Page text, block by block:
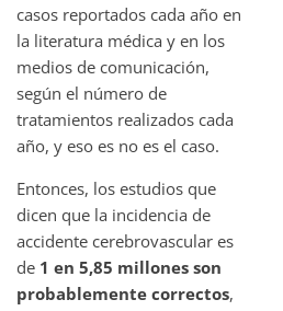
casos reportados cada año en
la literatura médica y en los
medios de comunicación,
según el número de
tratamientos realizados cada
año, y eso es no es el caso.
Entonces, los estudios que
dicen que la incidencia de
accidente cerebrovascular es
de 1 en 5,85 millones son
probablemente correctos,